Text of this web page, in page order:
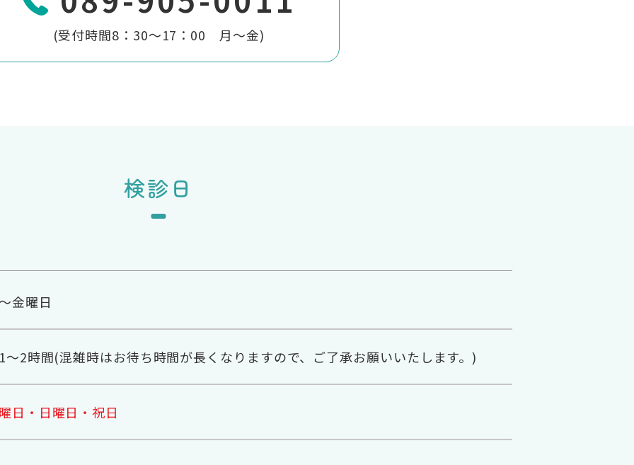
(受付時間8：30～17：00 月～金)
検診日
金曜日
～2時間(混雑時はお待ち時間が長くなりますので、ご了承お願いいたします。)
日・日曜日・祝日